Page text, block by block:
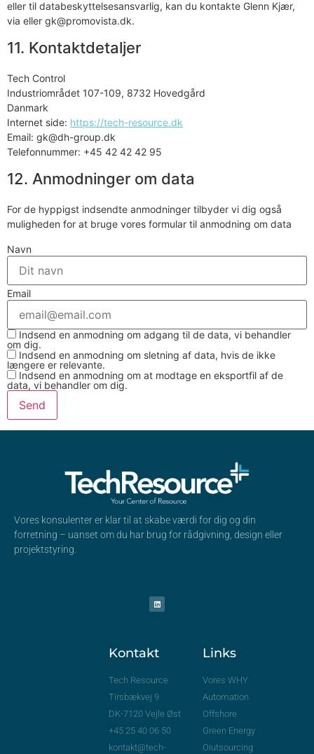
eller til databeskyttelsesansvarlig, kan du kontakte Glenn Kjær,
via eller gk@promovista.dk.
11. Kontaktdetaljer
Tech Control
Industriområdet 107-109, 8732 Hovedgård
Danmark
Internet side: https://tech-resource.dk
Email: gk@dh-group.dk
Telefonnummer: +45 42 42 42 95
12. Anmodninger om data
For de hyppigst indsendte anmodninger tilbyder vi dig også
muligheden for at bruge vores formular til anmodning om data
Navn
Email
Indsend en anmodning om adgang til de data, vi behandler
om dig.
Indsend en anmodning om sletning af data, hvis de ikke
længere er relevante.
Indsend en anmodning om at modtage en eksportfil af de
data, vi behandler om dig.
Vores konsulenter er klar til at skabe værdi for dig og din
forretning – uanset om du har brug for rådgivning, design eller
projektstyring.
Kontakt
Tech Resource
Tirsbækvej 9
DK-7120 Vejle Øst
+45 25 40 06 50
kontakt@tech-
Links
Vores WHY
Automation
Offshore
Green Energy
Oiutsourcing